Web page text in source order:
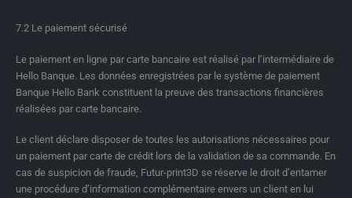
7.2 Le paiement sécurisé
Le paiement en ligne par carte bancaire est réalisé par l’intermédiaire de
Hello Banque. Les données enregistrées par le système de paiement
Banque Hello Bank constituent la preuve des transactions financières
réalisées par carte bancaire.
Le client déclare disposer de toutes les autorisations nécessaires pour
un paiement par carte de crédit lors de la validation de sa commande. En
cas de suspicion de fraude, Futur-print3D se réserve le droit d’entamer
une procédure d’information complémentaire envers un client en lui